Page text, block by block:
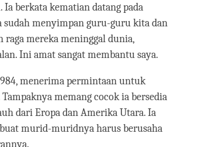
berkata kematian datang pada
menyimpan guru-guru kita dan
mereka meninggal dunia,
Ini amat sangat membantu saya.
menerima permintaan untuk
memang cocok ia bersedia
dari Eropa dan Amerika Utara. Ia
murid-muridnya harus berusaha